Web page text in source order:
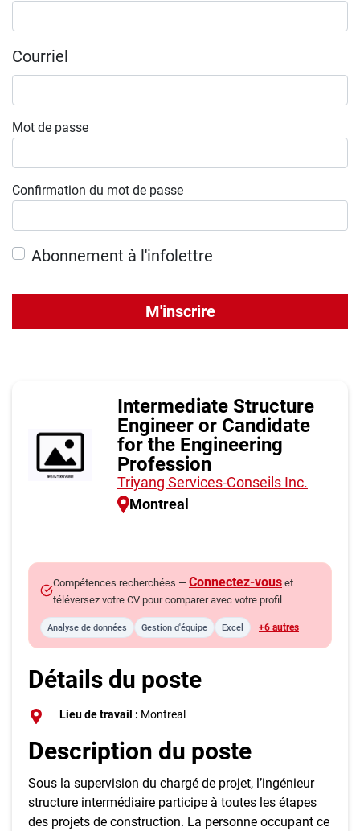
Courriel
Mot de passe
Confirmation du mot de passe
Abonnement à l'infolettre
M'inscrire
Intermediate Structure
Engineer or Candidate
for the Engineering
Profession
Triyang Services-Conseils Inc.
Montreal
Compétences recherchées — Connectez-vous et
téléversez votre CV pour comparer avec votre profil
Analyse de données Gestion d'équipe Excel +6 autres
Détails du poste
Lieu de travail : Montreal
Description du poste
Sous la supervision du chargé de projet, l’ingénieur
structure intermédiaire participe à toutes les étapes
des projets de construction. La personne occupant ce